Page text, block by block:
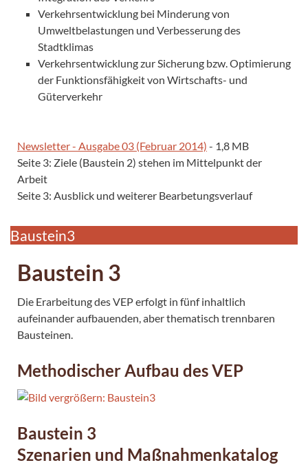
Verkehrsentwicklung bei Minderung von
Umweltbelastungen und Verbesserung des
Stadtklimas
Verkehrsentwicklung zur Sicherung bzw. Optimierung
der Funktionsfähigkeit von Wirtschafts- und
Güterverkehr
Newsletter - Ausgabe 03 (Februar 2014) - 1,8 MB
Seite 3: Ziele (Baustein 2) stehen im Mittelpunkt der
Arbeit
Seite 3: Ausblick und weiterer Bearbetungsverlauf
Baustein3
Baustein 3
Die Erarbeitung des VEP erfolgt in fünf inhaltlich
aufeinander aufbauenden, aber thematisch trennbaren
Bausteinen.
Methodischer Aufbau des VEP
Baustein 3
Szenarien und Maßnahmenkatalog